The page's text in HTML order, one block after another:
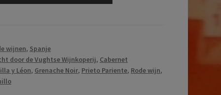
wijnen, Spanje
door de Vughtse Wijnkoperij, Cabernet
y Léon, Grenache Noir, Prieto Pariente, Rode wijn,